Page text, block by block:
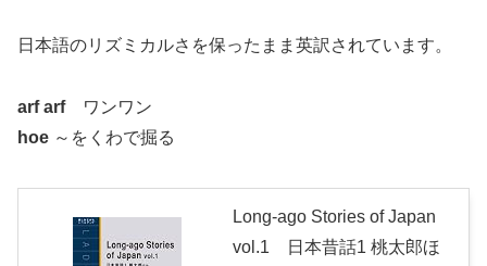
日本語のリズミカルさを保ったまま英訳されています。
arf arfワンワン
hoe ～をくわで掘る
Long-ago Stories of Japan
vol.1 日本昔話1 桃太郎ほ